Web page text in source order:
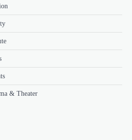
& Theater